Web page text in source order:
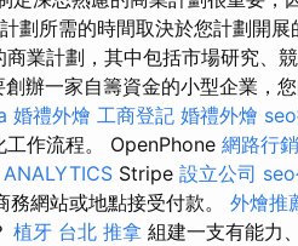
劃所需的時間取決於您計劃開展
業計劃，其中包括市場研究、
創辦一家自籌資金的小型企業，
婚禮外燴 工商登記 婚禮外燴
工作流程。 OpenPhone 網路行
ANALYTICS Stripe 設立公司
務網站或地點接受付款。 外燴推
植牙 台北 推拿 組建一支有能力